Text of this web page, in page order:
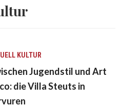
KULTUR
Jugendstil und Art
die Villa Steuts in